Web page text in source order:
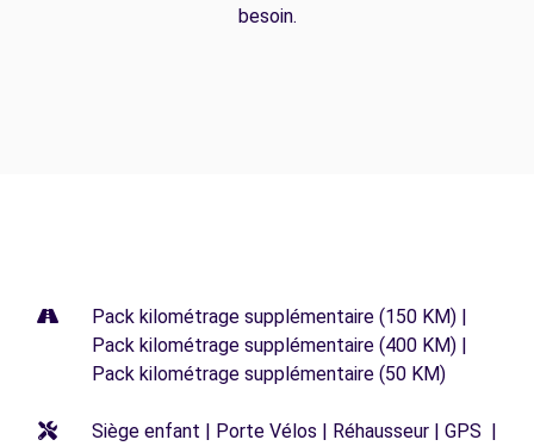
besoin.
Pack kilométrage supplémentaire (150 KM) |
Pack kilométrage supplémentaire (400 KM) |
Pack kilométrage supplémentaire (50 KM)
Siège enfant | Porte Vélos | Réhausseur | GPS |